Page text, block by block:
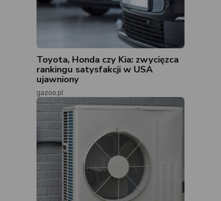
Toyota, Honda czy Kia: zwycięzca
rankingu satysfakcji w USA
ujawniony
gazoo.pl